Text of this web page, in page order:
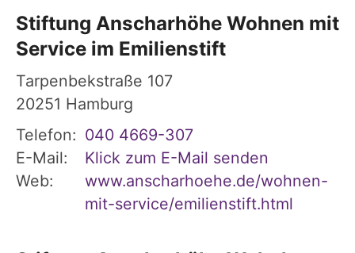
Stiftung Anscharhöhe Wohnen mit
Service im Emilienstift
Tarpenbekstraße 107
20251 Hamburg
Telefon: 040 4669-307
E-Mail:
Klick zum E-Mail senden
Web:
www.anscharhoehe.de/wohnen-
mit-service/emilienstift.html